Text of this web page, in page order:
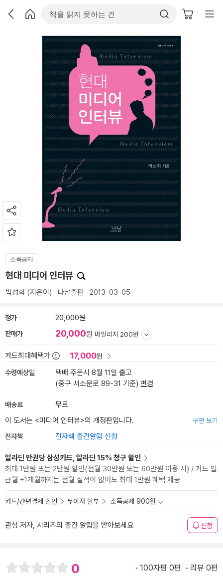
소득공제
현대 미디어 인터뷰
박성희 (지은이) 나남출판 2013-03-05
정가 20,000원
판매가 20,000원 마일리지 200원
카드최대혜택가 17,000원
수령예상일
택배 주문시 8월 11일 출고
(중구 서소문로 89-31 기준) 변경
배송료
무료
이 도서는 <미디어 인터뷰>의 개정판입니다. 구판 보기
전자책 전자책 출간알림 신청
알라딘 만권당 삼성카드, 알라딘 15% 청구 할인
최대 1만원 또는 2만원 할인(전월 30만원 또는 60만원 이용 시) / 카드 발
급월 +1개월까지는 전월 실적이 없어도 최대 1만원 혜택 제공
카드/간편결제 할인 무이자 할부 소득공제 900원
관심 저자, 시리즈의 출간 알림을 받아보세요 신청
0 100자평 0편 리뷰 0편